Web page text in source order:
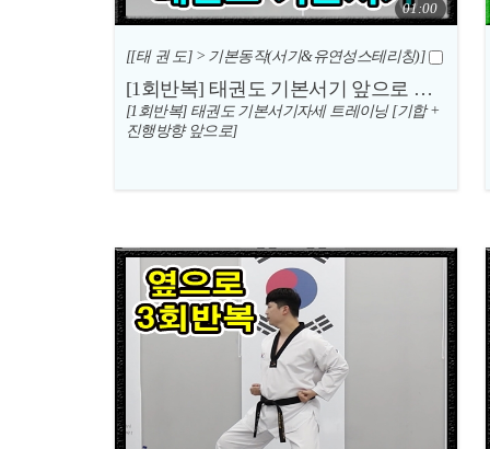
01:00
[[태 권 도] > 기본동작(서기&유연성스테리칭)]
[1회반복] 태권도 기본서기 앞으로 진행
[1회반복] 태권도 기본서기자세 트레이닝 [기합 +
진행방향 앞으로]